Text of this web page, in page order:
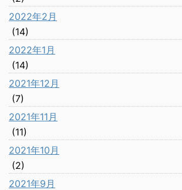
2022年2月
(14)
2022年1月
(14)
2021年12月
(7)
2021年11月
(11)
2021年10月
(2)
2021年9月